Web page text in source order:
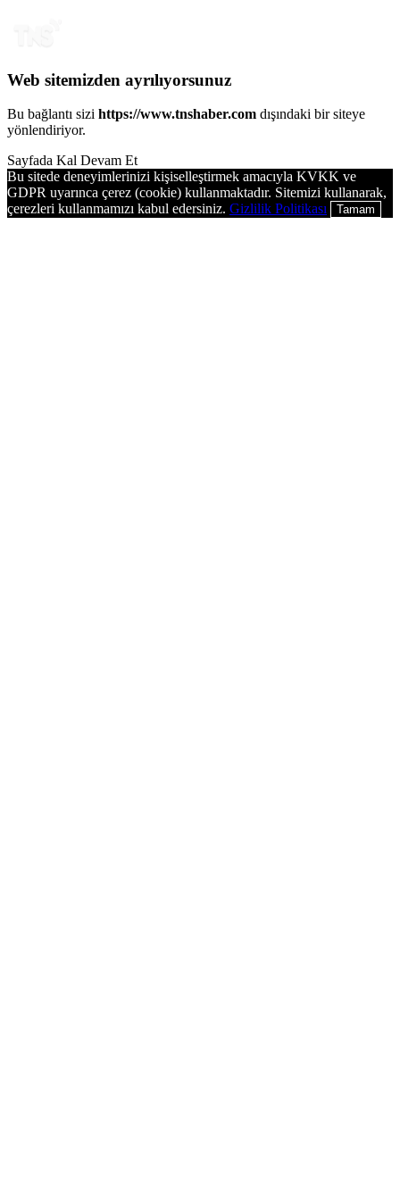
Web sitemizden ayrılıyorsunuz
Bu bağlantı sizi https://www.tnshaber.com dışındaki bir siteye
yönlendiriyor.
Sayfada Kal Devam Et
Bu sitede deneyimlerinizi kişiselleştirmek amacıyla KVKK ve
GDPR uyarınca çerez (cookie) kullanmaktadır. Sitemizi kullanarak,
çerezleri kullanmamızı kabul edersiniz. Gizlilik Politikası Tamam